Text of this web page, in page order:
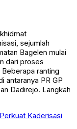
sejumlah
Bagelen mulai
dari proses
ranting
antaranya PR GP
Dadirejo. Langkah